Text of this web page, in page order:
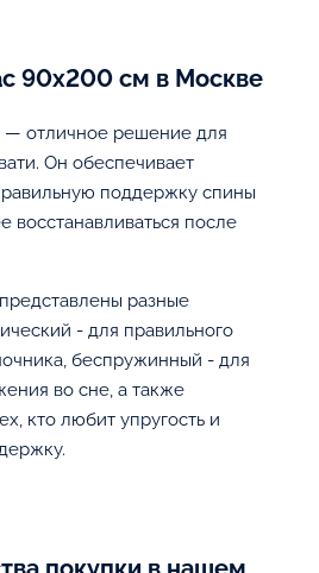
90х200 см в Москве
отличное решение для
Он обеспечивает
поддержку спины
восстанавливаться после
разные
- для правильного
беспружинный - для
во сне, а также
кто любит упругость и